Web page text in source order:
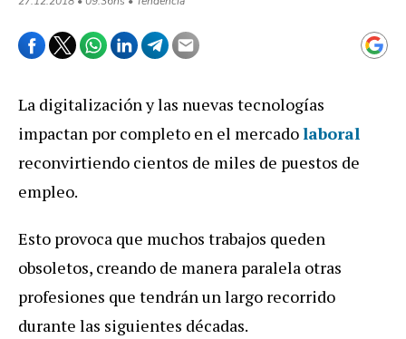
La digitalización y las nuevas tecnologías
impactan por completo en el mercadolaboral
reconvirtiendo cientos de miles de puestos de
empleo.
Esto provoca que muchos trabajos queden
obsoletos, creando de manera paralela otras
profesiones que tendrán un largo recorrido
durante las siguientes décadas.